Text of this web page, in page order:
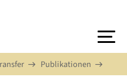
Publikationen